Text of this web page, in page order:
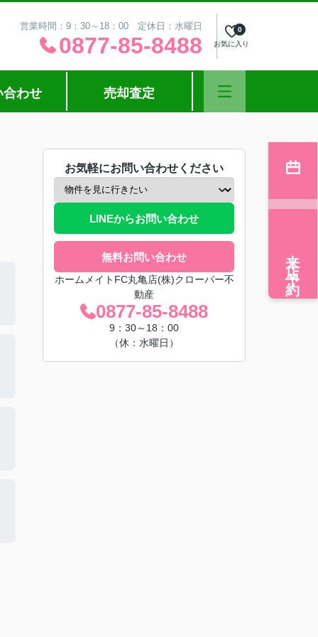
営業時間：9：30～18：00 定休日：水曜日
0877-85-8488 お気に入り
0
合わせ 売却査定
お気軽にお問い合わせください
LINEからお問い合わせ
無料お問い合わせ
ホームメイトFC丸亀店(株)クローバー不
動産
0877-85-8488
9：30～18：00
（休：水曜日）
来店予約